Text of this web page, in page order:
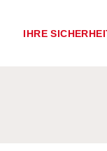
IHRE